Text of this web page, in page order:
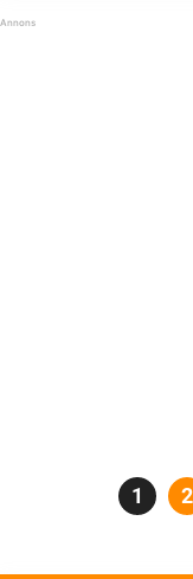
Sida
1 2